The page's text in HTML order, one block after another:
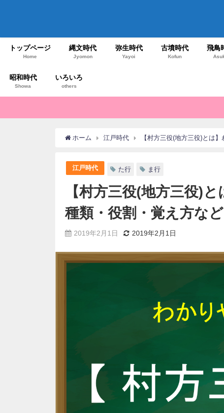
トップページ
Home
縄文時代
Jyomon
弥生時代
Yayoi
古墳時代
Kofun
飛鳥
昭和時代
Showa
いろいろ
others
ホーム 江戸時代 【村方三役(地方三役)とは
江戸時代 た行 ま行
【村方三役(地方三役)
種類・役割・覚え方など
2019年2月1日 2019年2月1日